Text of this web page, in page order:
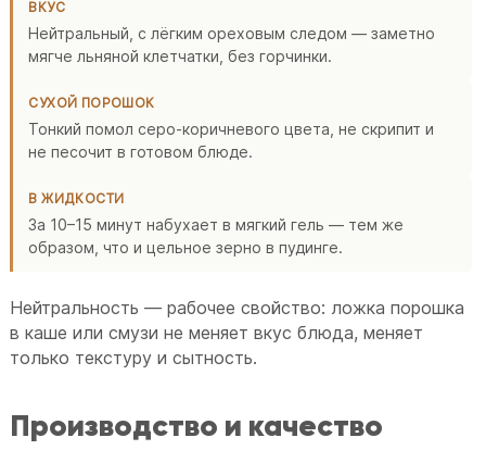
ВКУС
Нейтральный, с лёгким ореховым следом — заметно
мягче льняной клетчатки, без горчинки.
СУХОЙ ПОРОШОК
Тонкий помол серо-коричневого цвета, не скрипит и
не песочит в готовом блюде.
В ЖИДКОСТИ
За 10–15 минут набухает в мягкий гель — тем же
образом, что и цельное зерно в пудинге.
Нейтральность — рабочее свойство: ложка порошка
в каше или смузи не меняет вкус блюда, меняет
только текстуру и сытность.
Производство и качество